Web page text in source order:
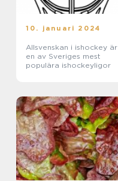
10. januari 2024
Allsvenskan i ishockey är
en av Sveriges mest
populära ishockeyligor